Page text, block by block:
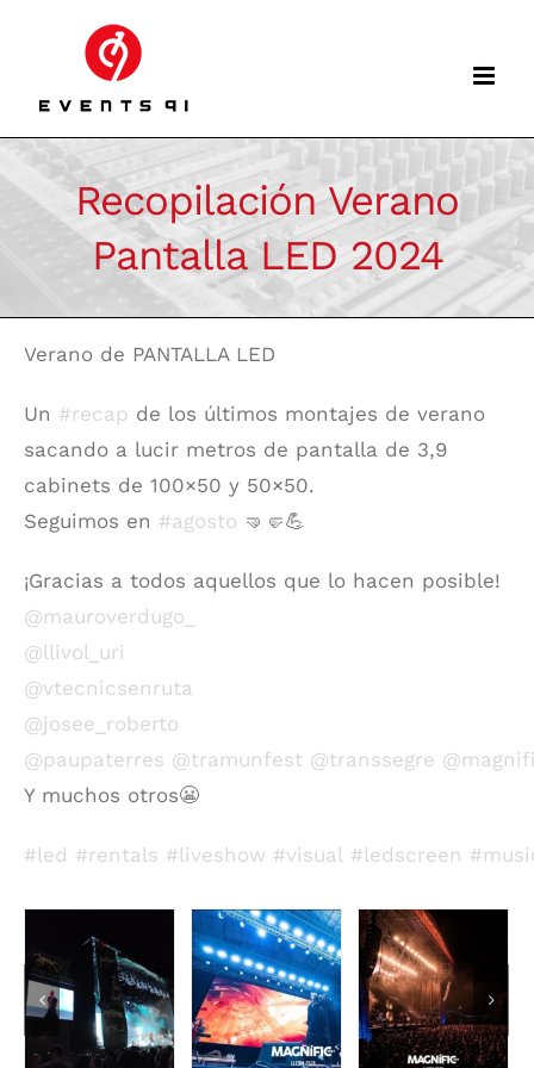
Recopilación Verano
Pantalla LED 2024
Verano de PANTALLA LED
Un #recap de los últimos montajes de verano
sacando a lucir metros de pantalla de 3,9
cabinets de 100×50 y 50×50.
Seguimos en #agosto 🤜🤛💪
¡Gracias a todos aquellos que lo hacen posible!
@mauroverdugo_
@llivol_uri
@vtecnicsenruta
@josee_roberto
@paupaterres @tramunfest @transsegre
Y muchos otros😬
#led #rentals #liveshow #visual #ledscreen